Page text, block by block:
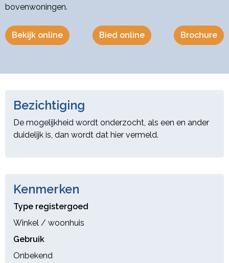
bovenwoningen.
Bekijk online Bied online Brochure
Bezichtiging
De mogelijkheid wordt onderzocht, als een en ander
duidelijk is, dan wordt dat hier vermeld.
Kenmerken
Type registergoed
Winkel / woonhuis
Gebruik
Onbekend